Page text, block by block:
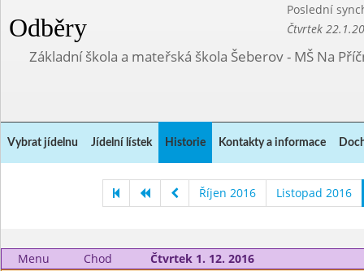
Odběry
Poslední
Čtvrtek
Základní škola a mateřská škola Šeberov - MŠ Na
Vybrat jídelnu Jídelní lístek Historie Kontakty a informace
Říjen 2016 Listopad 2016
Menu Chod
Čtvrtek 1. 12. 2016